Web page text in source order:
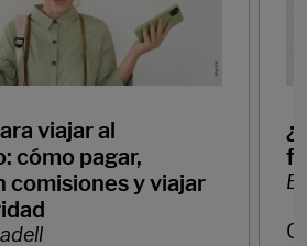
viajar al
cómo pagar,
comisiones y viajar